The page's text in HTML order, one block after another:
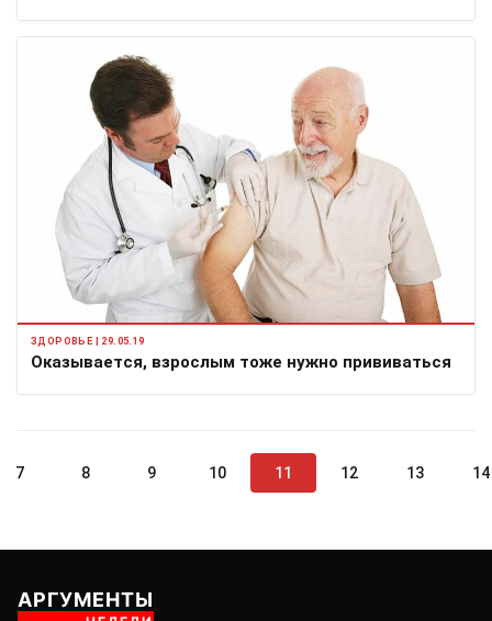
ЗДОРОВЬЕ | 29.05.19
Оказывается, взрослым тоже нужно прививаться
7 8 9 10 11 12 13 14
АРГУМЕНТЫ